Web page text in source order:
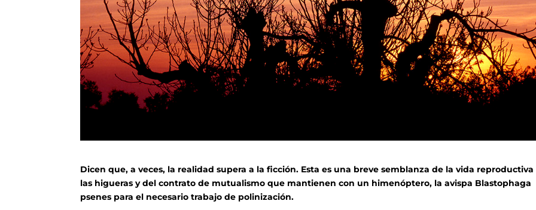
Dicen que, a veces, la realidad supera a la ficción. Esta es una breve semblanza de la vida reproductiva
las higueras y del contrato de mutualismo que mantienen con un himenóptero, la avispa Blastophaga
psenes para el necesario trabajo de polinización.